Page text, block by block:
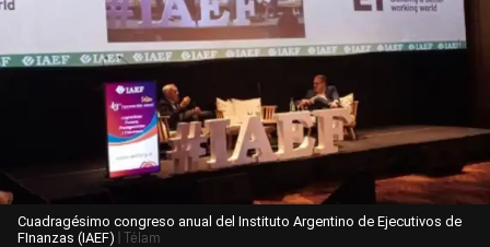
Cuadragésimo congreso anual del Instituto Argentino de Ejecutivos de
FInanzas (IAEF) | Télam